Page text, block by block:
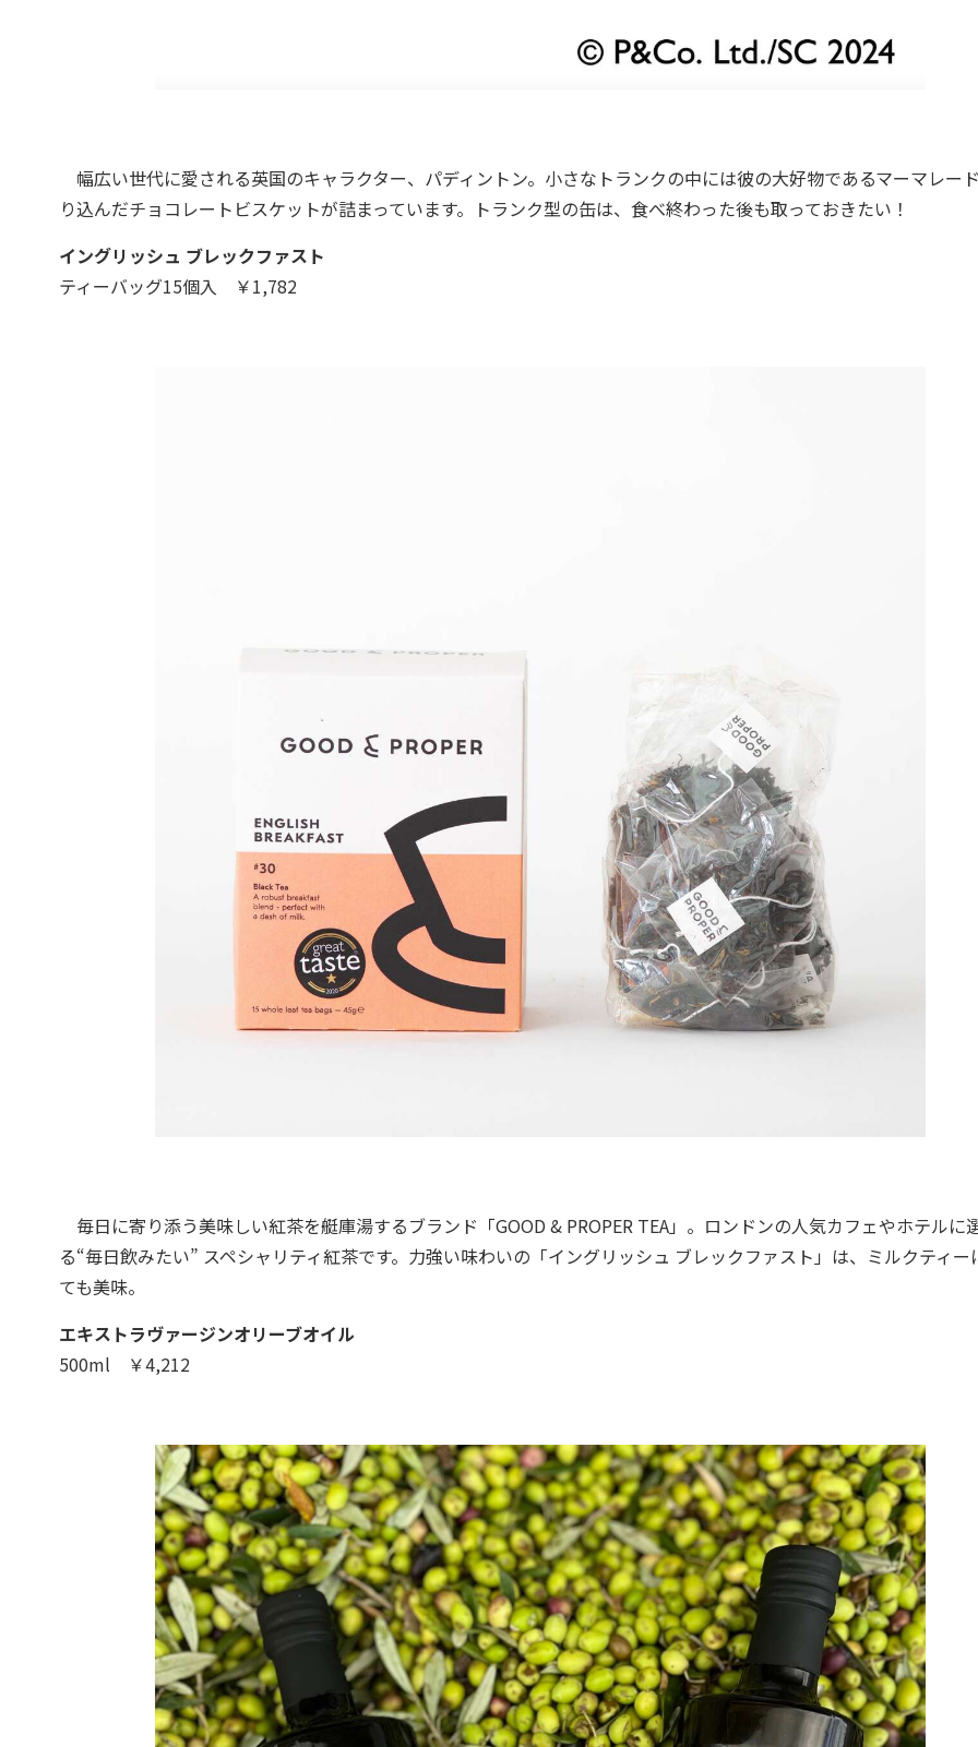
幅広い世代に愛される英国のキャラクター、パディントン。小さなトランクの中には彼の大好物であるマーマレー
り込んだチョコレートビスケットが詰まっています。トランク型の缶は、食べ終わった後も取っておきたい！
イングリッシュ ブレックファスト
ティーバッグ15個入 ￥1,782
毎日に寄り添う美味しい紅茶を艇庫湯するブランド「GOOD & PROPER TEA」。ロンドンの人気カフェやホテルに
る“毎日飲みたい” スペシャリティ紅茶です。力強い味わいの「イングリッシュ ブレックファスト」は、ミルクティー
ても美味。
エキストラヴァージンオリーブオイル
500ml ￥4,212